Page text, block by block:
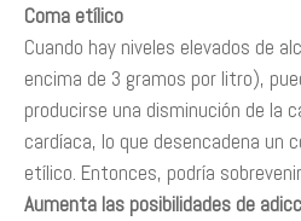
Coma etílico
Cuando hay niveles elevados de
encima de 3 gramos por litro),
producirse una disminución de la
cardíaca, lo que desencadena un
etílico. Entonces, podría
Aumenta las posibilidades de